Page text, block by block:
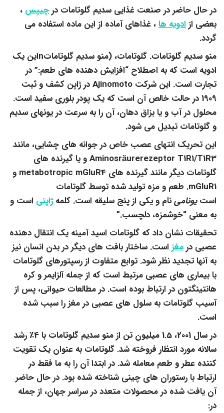
در حال حاضر در صنعت غذایی سدیم گلوتامات درچیپس ،
بعضی ازادویه ها، غذاهای آماده از این ماده استفاده می
گردد.
منو سدیم گلوتامات. گلوتامات، (منو سدیم گلوتاماتnاین یک
ادویه است که به اصطلاح “افزایش دهنده های طعم:” در
تجارت است. این شرکت Ajinomoto در ژاپن کشف و ثبت
1909 در حالت خالص آن است که یک پودر بلوری سفید است.
محلول در آب و یا بزاق دهان، آن را به سرعت در یونهای سدیم
و گلوتامات تبدیل می شود.
این تحریک انتهای عصب خاص در جوانه های چشایی، مانند
Aminosräurerezeptor T1R1/T1R3 و یا گیرنده های
گلوتامات دیگر مانند گیرنده های metabotropic mGluR4 و
mGluR1. طعم و مزه تولید شده توسط گلوتامات
استیونامینام و یکی از پنج سلیقه است. کلمهژاپنی است و
به معنی “خوشمزه، دلچسب.”
تحقیقات نشان داد که گلوتامات اسید آمینه یک انتقال دهنده
عصبی درمغز است. ساختار بافت های دیگر در بدن انسان نیز
به آنها تجدید نظر شود. توابع متفاوت از رسپتورهای گلوتامات
با بیماری های عصبی مرتبط است که از جمله آلزایمر و کره
هانتینگتون در ارتباط بوده است. در مطالعات حیوانی، پس از
آسیب گلوتامات به سلول های عصبی در مغز را سبب شده
است.
در سال 2001، 1.5 میلیون تن از منو سدیم گلوتامات با 4٪ رشد
سالانه مورد انتظار فروخته شد. گلوتامات به عنوان یک تقویت
کننده عطر و طعم معامله شد. در ابتدا آن را به ما فقط در
ارتباط با رستوران های چینی شناخته شده بود. در حال حاضر
آن یافت شده در محصولات متعدد در سراسر جهان، از جمله
در: